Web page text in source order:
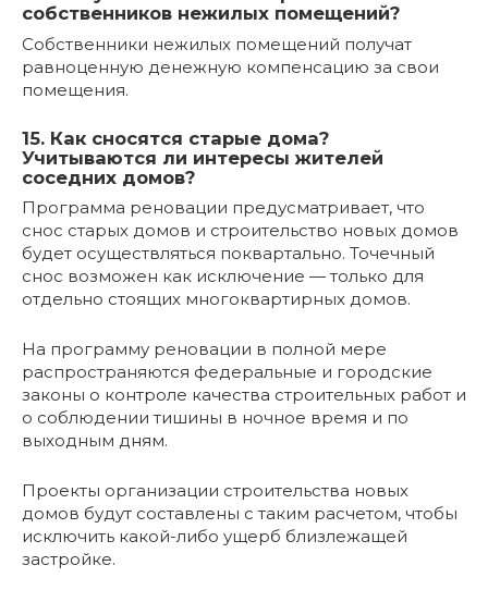
собственников нежилых помещений?
Собственники нежилых помещений получат
равноценную денежную компенсацию за свои
помещения.
15. Как сносятся старые дома?
Учитываются ли интересы жителей
соседних домов?
Программа реновации предусматривает, что
снос старых домов и строительство новых домов
будет осуществляться поквартально. Точечный
снос возможен как исключение — только для
отдельно стоящих многоквартирных домов.
На программу реновации в полной мере
распространяются федеральные и городские
законы о контроле качества строительных работ и
о соблюдении тишины в ночное время и по
выходным дням.
Проекты организации строительства новых
домов будут составлены с таким расчетом, чтобы
исключить какой-либо ущерб близлежащей
застройке.